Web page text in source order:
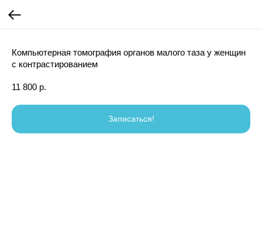
Компьютерная томография органов малого таза у женщин
с контрастированием
11 800 р.
Записаться!